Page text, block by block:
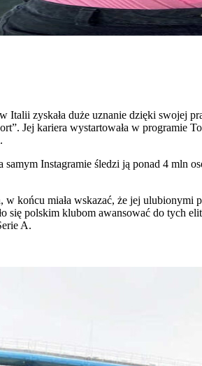
zyskała duże uznanie dzięki swojej
Jej kariera wystartowała w
samym Instagramie śledzi ją ponad 4
końcu miała wskazać, że jej
polskim klubom awansować do tych
A.